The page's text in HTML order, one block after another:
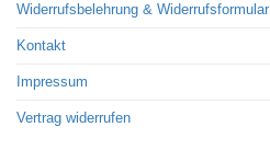
Widerrufsbelehrung & Widerrufsformular
Kontakt
Impressum
Vertrag widerrufen